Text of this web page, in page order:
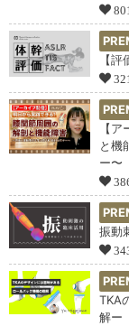
【
【
と機
ー〜
振動
TKA
解ー